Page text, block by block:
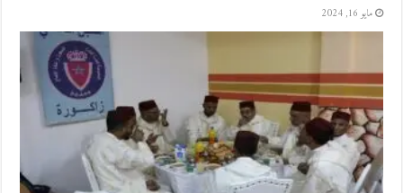
مايو 16, 2024